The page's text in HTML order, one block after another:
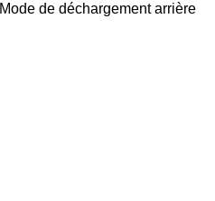
Mode de déchargement arrière